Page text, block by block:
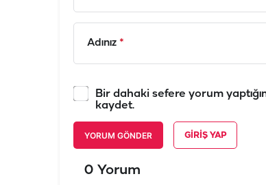
Adınız *
Bir dahaki sefere yorum
kaydet.
YORUM GÖNDER GIRIŞ YAP
0 Yorum